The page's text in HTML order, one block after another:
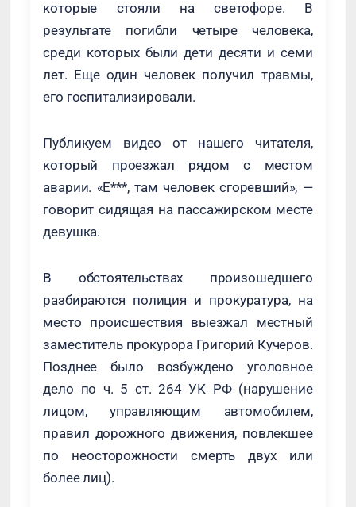
которые стояли на светофоре. В
результате погибли четыре человека,
среди которых были дети десяти и семи
лет. Еще один человек получил травмы,
его госпитализировали.
Публикуем видео от нашего читателя,
который проезжал рядом с местом
аварии. «Е***, там человек сгоревший», —
говорит сидящая на пассажирском месте
девушка.
В обстоятельствах произошедшего
разбираются полиция и прокуратура, на
место происшествия выезжал местный
заместитель прокурора Григорий Кучеров.
Позднее было возбуждено уголовное
дело по ч. 5 ст. 264 УК РФ (нарушение
лицом, управляющим автомобилем,
правил дорожного движения, повлекшее
по неосторожности смерть двух или
более лиц).